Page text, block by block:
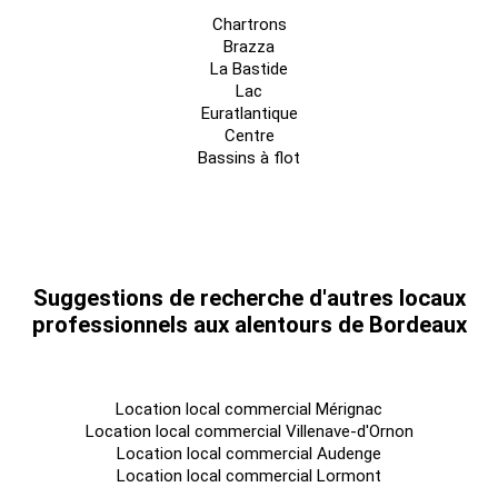
Chartrons
Brazza
La Bastide
Lac
Euratlantique
Centre
Bassins à flot
Suggestions de recherche d'autres locaux
professionnels aux alentours de Bordeaux
Location local commercial Mérignac
Location local commercial Villenave-d'Ornon
Location local commercial Audenge
Location local commercial Lormont